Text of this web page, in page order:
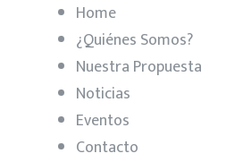
Home
¿Quiénes Somos?
Nuestra Propuesta
Noticias
Eventos
Contacto